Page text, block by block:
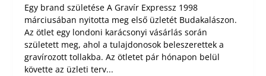
Egy brand születése A Gravír Expressz 1998
márciusában nyitotta meg első üzletét Budakalászon.
Az ötlet egy londoni karácsonyi vásárlás során
született meg, ahol a tulajdonosok beleszerettek a
gravírozott tollakba. Az ötletet pár hónapon belül
követte az üzleti terv...